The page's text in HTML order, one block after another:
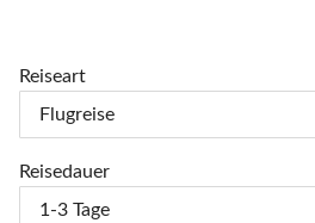
Reiseart
Reisedauer